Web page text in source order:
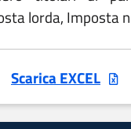
lorda, Imposta
Scarica EXCEL